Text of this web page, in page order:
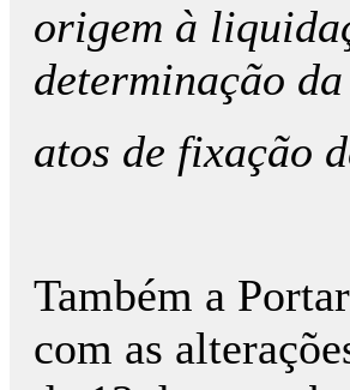
origem à
determinação
atos de fixação
Também a
com as